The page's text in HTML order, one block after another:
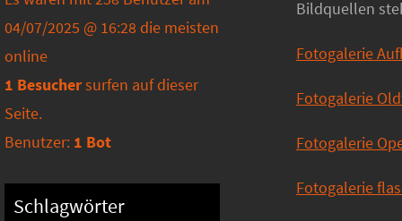
Bildquellen
Fotogalerie
Fotogalerie
Fotogalerie
Fotogalerie
04/07/2025 @ 16:28 die meisten
online
1 Besuchersurfen auf dieser
Seite.
Benutzer: 1 Bot
Schlagwörter